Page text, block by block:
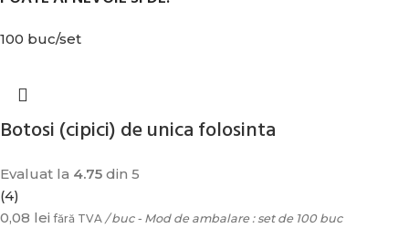
100 buc/set
Botosi (cipici) de unica folosinta
Evaluat la 4.75 din 5
(4)
0,08 lei fără TVA / buc - Mod de ambalare : set de 100 buc